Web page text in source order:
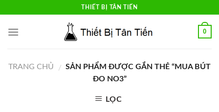
content
THIẾT BỊ TÂN TIẾN
0
TRANG CHỦ / SẢN PHẨM ĐƯỢC GẮN THẺ “MUA BÚT
ĐO NO3”
LỌC